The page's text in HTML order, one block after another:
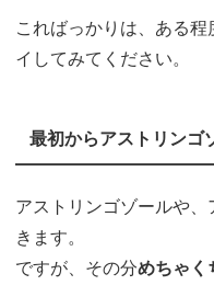
こればっかりは、ある
イしてみてください。
最初からアストリンゴ
アストリンゴゾールや
きます。
ですが、その分めちゃく